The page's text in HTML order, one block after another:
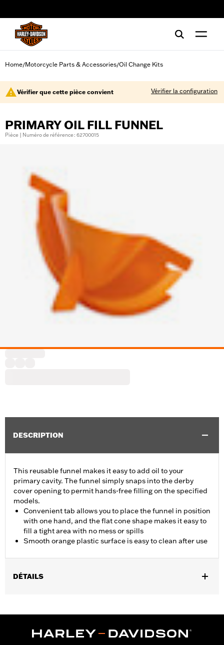
Home/Motorcycle Parts & Accessories/Oil Change Kits
Vérifier que cette pièce convient Vérifier la configuration
PRIMARY OIL FILL FUNNEL
Pièce | Numéro de référence : 62700015
DESCRIPTION
This reusable funnel makes it easy to add oil to your
primary cavity. The funnel simply snaps into the derby
cover opening to permit hands-free filling on the specified
models.
Convenient tab allows you to place the funnel in position
with one hand, and the flat cone shape makes it easy to
fill a tight area with no mess or spills
Smooth orange plastic surface is easy to clean after use
DÉTAILS
Sold In Units:Each